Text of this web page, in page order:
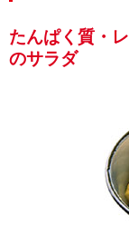
たんぱく質・
のサラダ